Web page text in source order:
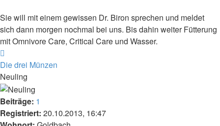
Sie will mit einem gewissen Dr. Biron sprechen und meldet
sich dann morgen nochmal bei uns. Bis dahin weiter Fütterung
mit Omnivore Care, Critical Care und Wasser.
oben
Die drei Münzen
Neuling
Beiträge: 1
Registriert: 20.10.2013, 16:47